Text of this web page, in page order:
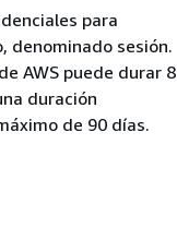
para
denominado sesión.
AWS puede durar 8
duración
de 90 días.